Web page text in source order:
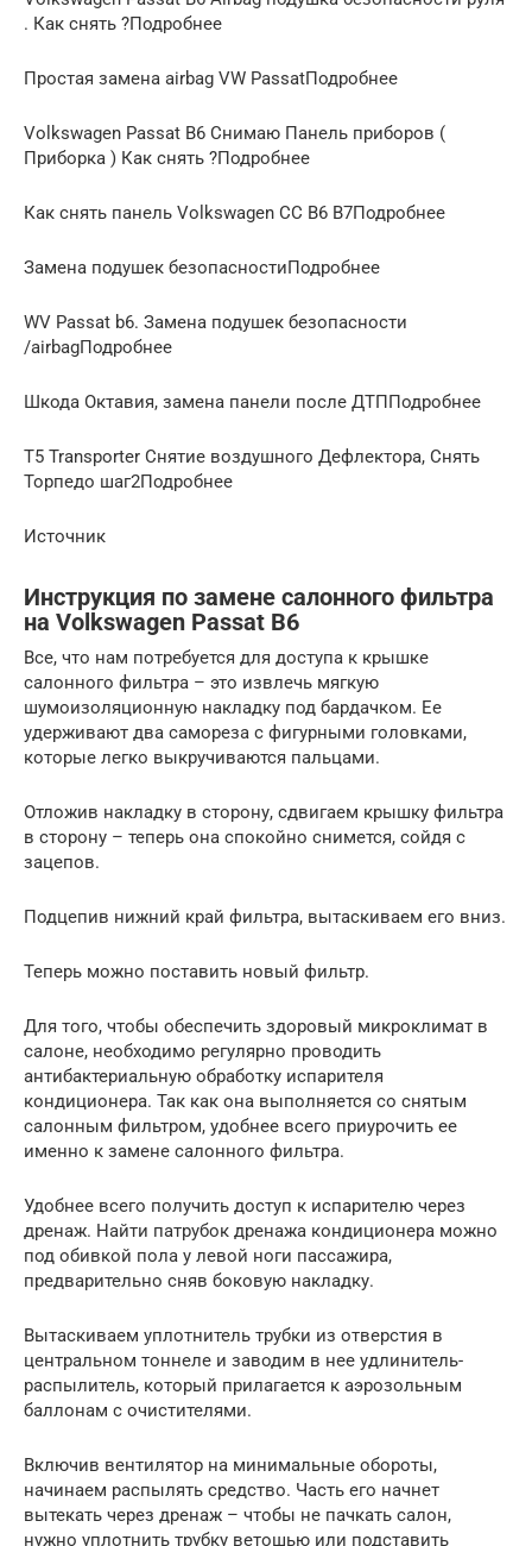
. Как снять ?Подробнее
Простая замена airbag VW PassatПодробнее
Volkswagen Passat В6 Снимаю Панель приборов (
Приборка ) Как снять ?Подробнее
Как снять панель Volkswagen CC B6 B7Подробнее
Замена подушек безопасностиПодробнее
WV Passat b6. Замена подушек безопасности
/airbagПодробнее
Шкода Октавия, замена панели после ДТППодробнее
Т5 Transporter Снятие воздушного Дефлектора, Снять
Торпедо шаг2️Подробнее
Источник
Инструкция по замене салонного фильтра
на Volkswagen Passat B6
Все, что нам потребуется для доступа к крышке
салонного фильтра – это извлечь мягкую
шумоизоляционную накладку под бардачком. Ее
удерживают два самореза с фигурными головками,
которые легко выкручиваются пальцами.
Отложив накладку в сторону, сдвигаем крышку фильтра
в сторону – теперь она спокойно снимется, сойдя с
зацепов.
Подцепив нижний край фильтра, вытаскиваем его вниз.
Теперь можно поставить новый фильтр.
Для того, чтобы обеспечить здоровый микроклимат в
салоне, необходимо регулярно проводить
антибактериальную обработку испарителя
кондиционера. Так как она выполняется со снятым
салонным фильтром, удобнее всего приурочить ее
именно к замене салонного фильтра.
Удобнее всего получить доступ к испарителю через
дренаж. Найти патрубок дренажа кондиционера можно
под обивкой пола у левой ноги пассажира,
предварительно сняв боковую накладку.
Вытаскиваем уплотнитель трубки из отверстия в
центральном тоннеле и заводим в нее удлинитель-
распылитель, который прилагается к аэрозольным
баллонам с очистителями.
Включив вентилятор на минимальные обороты,
начинаем распылять средство. Часть его начнет
вытекать через дренаж – чтобы не пачкать салон,
нужно уплотнить трубку ветошью или подставить